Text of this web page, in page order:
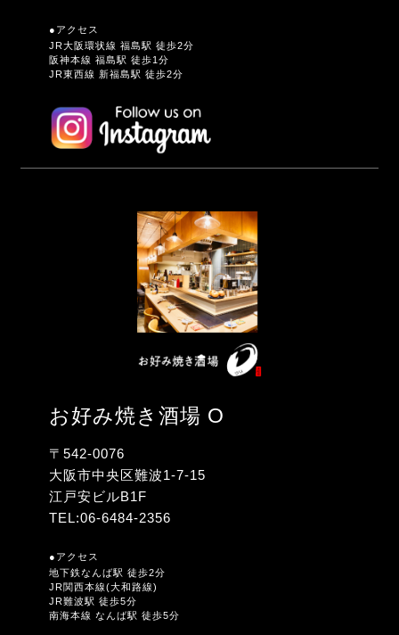
●アクセス
JR大阪環状線 福島駅 徒歩2分
阪神本線 福島駅 徒歩1分
JR東西線 新福島駅 徒歩2分
お好み焼き酒場 O
〒542-0076
大阪市中央区難波1-7-15
江戸安ビルB1F
TEL:06-6484-2356
●アクセス
地下鉄なんば駅 徒歩2分
JR関西本線(大和路線)
JR難波駅 徒歩5分
南海本線 なんば駅 徒歩5分